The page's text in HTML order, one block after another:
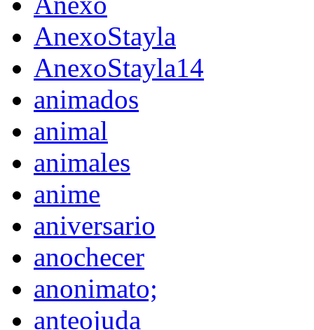
AnexoStayla
AnexoStayla14
animados
animal
animales
anime
aniversario
anochecer
anonimato;
anteojuda